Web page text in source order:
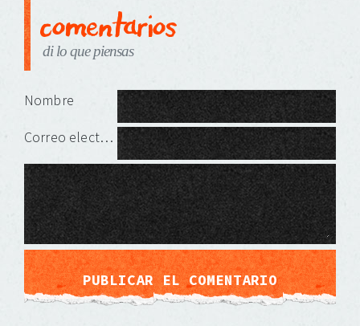
comentarios
di lo que piensas
Deja una respuesta
Nombre
Correo electrónico